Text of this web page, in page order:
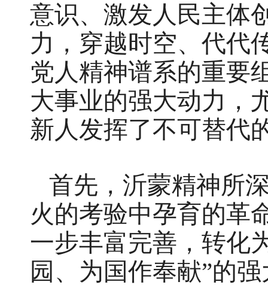
意识、激发人民主体
力，穿越时空、代代
党人精神谱系的重要
大事业的强大动力，
新人发挥了不可替代
首先，沂蒙精神所
火的考验中孕育的革
一步丰富完善，转化
园、为国作奉献”的